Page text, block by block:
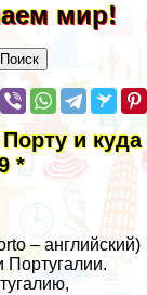
мир!
и куда
*
– английский)
Португалии.